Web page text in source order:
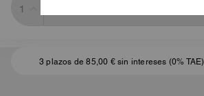
3 plazos de 85,00 € sin intereses (0%